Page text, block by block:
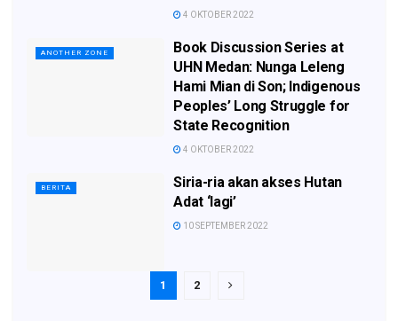
4 OKTOBER 2022
ANOTHER ZONE
Book Discussion Series at
UHN Medan: Nunga Leleng
Hami Mian di Son; Indigenous
Peoples’ Long Struggle for
State Recognition
4 OKTOBER 2022
BERITA
Siria-ria akan akses Hutan
Adat ‘lagi’
10 SEPTEMBER 2022
1 2